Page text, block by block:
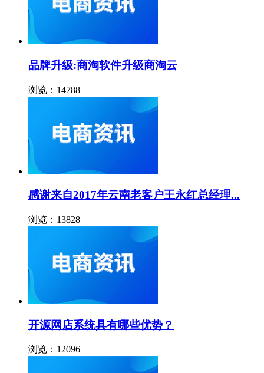
品牌升级:商淘软件升级商淘云
浏览：14788
感谢来自2017年云南老客户王永红总经理...
浏览：13828
开源网店系统具有哪些优势？
浏览：12096